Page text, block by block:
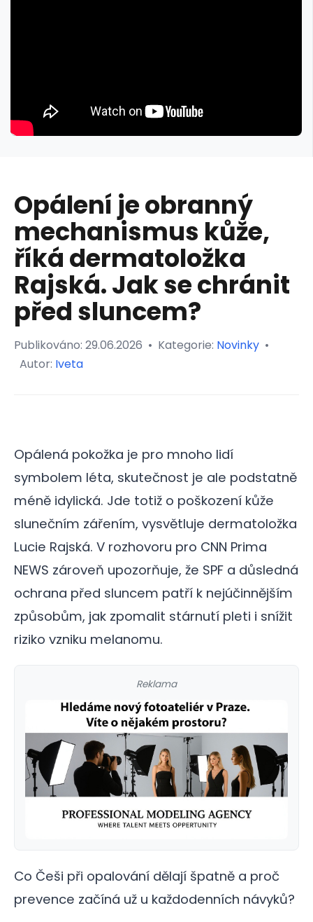
Opálení je obranný
mechanismus kůže,
říká dermatoložka
Rajská. Jak se chránit
před sluncem?
Publikováno: 29.06.2026 • Kategorie: Novinky •
Autor: Iveta
Opálená pokožka je pro mnoho lidí
symbolem léta, skutečnost je ale podstatně
méně idylická. Jde totiž o poškození kůže
slunečním zářením, vysvětluje dermatoložka
Lucie Rajská. V rozhovoru pro CNN Prima
NEWS zároveň upozorňuje, že SPF a důsledná
ochrana před sluncem patří k nejúčinnějším
způsobům, jak zpomalit stárnutí pleti i snížit
riziko vzniku melanomu.
Reklama
Co Češi při opalování dělají špatně a proč
prevence začíná už u každodenních návyků?